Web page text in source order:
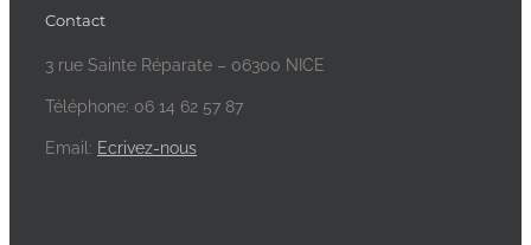
Contact
3 rue Sainte Réparate – 06300 NICE
Téléphone: 06 14 62 57 87
Email: Ecrivez-nous